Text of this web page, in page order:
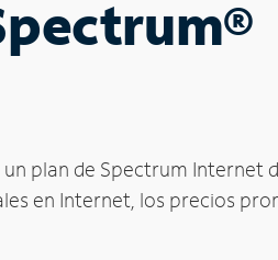
plan de Spectrum
en Internet, los precios